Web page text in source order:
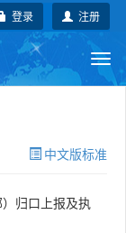
注册
登录
国际标准
中文版标准
）归口上报及执